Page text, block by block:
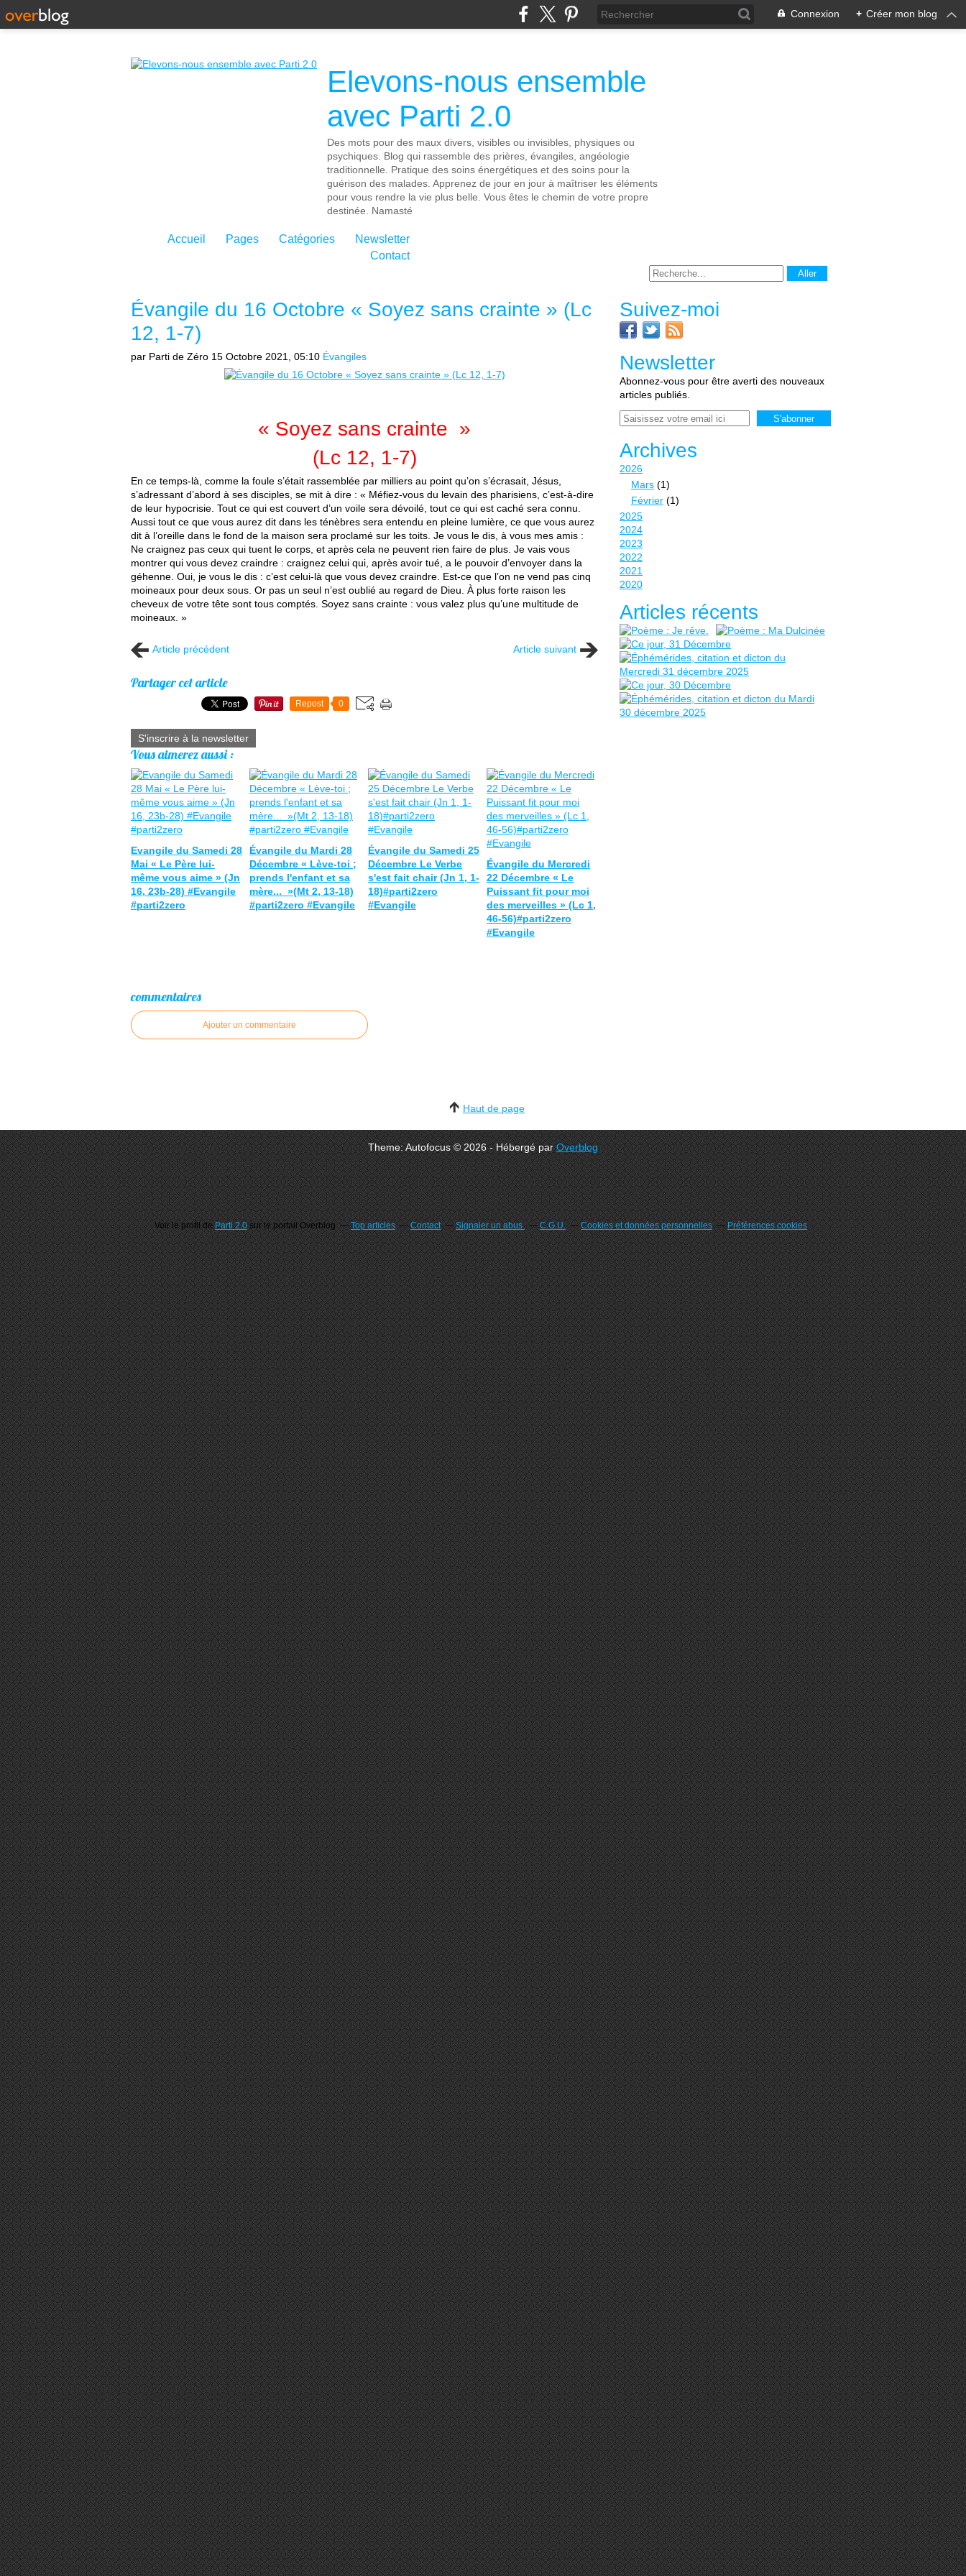
Connexion + Créer mon blog
Elevons-nous ensemble
avec Parti 2.0
Des mots pour des maux divers, visibles ou invisibles, physiques ou
psychiques. Blog qui rassemble des prières, évangiles, angéologie
traditionnelle. Pratique des soins énergétiques et des soins pour la
guérison des malades. Apprenez de jour en jour à maîtriser les éléments
pour vous rendre la vie plus belle. Vous êtes le chemin de votre propre
destinée. Namasté
Accueil Pages Catégories
Newsletter
Contact
Évangile du 16 Octobre « Soyez sans crainte » (Lc
12, 1-7)
par Parti de Zéro 15 Octobre 2021, 05:10 Évangiles
« Soyez sans crainte »
(Lc 12, 1-7)
En ce temps-là, comme la foule s’était rassemblée par milliers au point qu’on s’écrasait, Jésus,
s’adressant d’abord à ses disciples, se mit à dire : « Méfiez-vous du levain des pharisiens, c’est-à-dire
de leur hypocrisie. Tout ce qui est couvert d’un voile sera dévoilé, tout ce qui est caché sera connu.
Aussi tout ce que vous aurez dit dans les ténèbres sera entendu en pleine lumière, ce que vous aurez
dit à l’oreille dans le fond de la maison sera proclamé sur les toits. Je vous le dis, à vous mes amis :
Ne craignez pas ceux qui tuent le corps, et après cela ne peuvent rien faire de plus. Je vais vous
montrer qui vous devez craindre : craignez celui qui, après avoir tué, a le pouvoir d’envoyer dans la
géhenne. Oui, je vous le dis : c’est celui-là que vous devez craindre. Est-ce que l’on ne vend pas cinq
moineaux pour deux sous. Or pas un seul n’est oublié au regard de Dieu. À plus forte raison les
cheveux de votre tête sont tous comptés. Soyez sans crainte : vous valez plus qu’une multitude de
moineaux. »
Article précédent Article suivant
Partager cet article
Repost 0
S'inscrire à la newsletter
Vous aimerez aussi :
Evangile du Samedi 28
Mai « Le Père lui-
même vous aime » (Jn
16, 23b-28) #Evangile
#parti2zero
Évangile du Mardi 28
Décembre « Lève-toi ;
prends l'enfant et sa
mère... »(Mt 2, 13-18)
#parti2zero #Evangile
Évangile du Samedi 25
Décembre Le Verbe
s'est fait chair (Jn 1, 1-
18)#parti2zero
#Evangile
Évangile du Mercredi
22 Décembre « Le
Puissant fit pour moi
des merveilles » (Lc 1,
46-56)#parti2zero
#Evangile
commentaires
Ajouter un commentaire
Suivez-moi
Newsletter
Abonnez-vous pour être averti des nouveaux
articles publiés.
Email
Archives
2026
Mars (1)
Février (1)
2025
2024
2023
2022
2021
2020
Articles récents
Haut de page
Theme: Autofocus © 2026 - Hébergé parOverblog
Voir le profil deParti 2.0sur le portail Overblog Top articles Contact Signaler un abus C.G.U. Cookies et données personnelles Préférences cookies